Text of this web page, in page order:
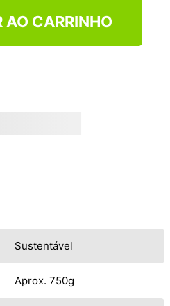
AO CARRINHO
Sustentável
Aprox. 750g